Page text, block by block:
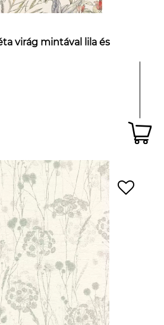
virág mintával lila és